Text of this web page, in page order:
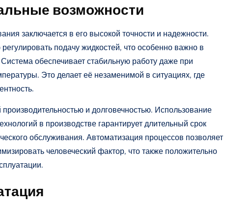
возможности
заключается в его высокой точности и надежности.
подачу жидкостей, что особенно важно в
обеспечивает стабильную работу даже при
Это делает её незаменимой в ситуациях, где
и долговечностью. Использование
в производстве гарантирует длительный срок
обслуживания. Автоматизация процессов позволяет
человеческий фактор, что также положительно